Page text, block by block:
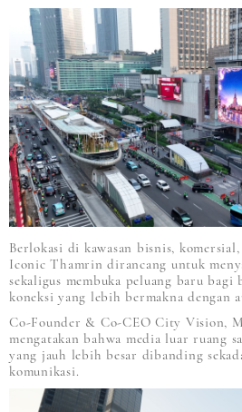
Berlokasi di kawasan bisnis,
Iconic Thamrin dirancang untuk
sekaligus membuka peluang baru bagi
koneksi yang lebih bermakna dengan
Co-Founder & Co-CEO City Vision,
mengatakan bahwa media luar ruang
yang jauh lebih besar dibanding
komunikasi.